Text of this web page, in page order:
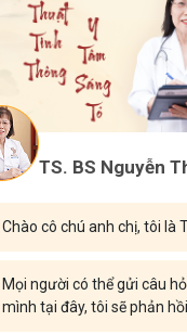
TS. BS Nguyễn
Chào cô chú anh chị, tôi là
Mọi người có thể gửi câu
mình tại đây, tôi sẽ phản